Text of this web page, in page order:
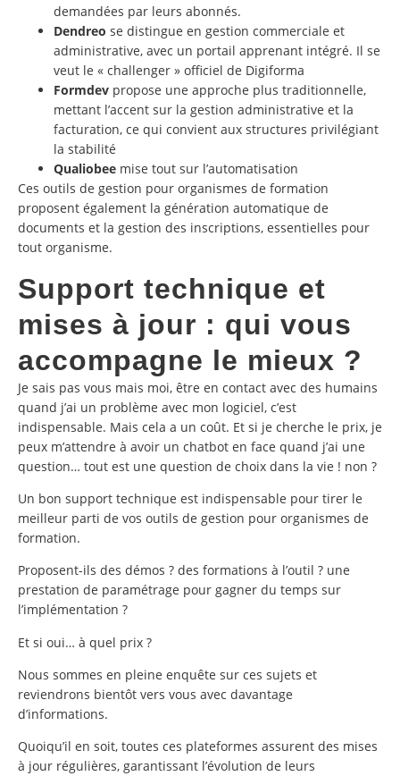
demandées par leurs abonnés.
Dendreo se distingue en gestion commerciale et
administrative, avec un portail apprenant intégré. Il se
veut le « challenger » officiel de Digiforma
Formdev propose une approche plus traditionnelle,
mettant l’accent sur la gestion administrative et la
facturation, ce qui convient aux structures privilégiant
la stabilité
Qualiobee mise tout sur l’automatisation
Ces outils de gestion pour organismes de formation
proposent également la génération automatique de
documents et la gestion des inscriptions, essentielles pour
tout organisme.
Support technique et
mises à jour : qui vous
accompagne le mieux ?
Je sais pas vous mais moi, être en contact avec des humains
quand j’ai un problème avec mon logiciel, c’est
indispensable. Mais cela a un coût. Et si je cherche le prix, je
peux m’attendre à avoir un chatbot en face quand j’ai une
question… tout est une question de choix dans la vie ! non ?
Un bon support technique est indispensable pour tirer le
meilleur parti de vos outils de gestion pour organismes de
formation.
Proposent-ils des démos ? des formations à l’outil ? une
prestation de paramétrage pour gagner du temps sur
l’implémentation ?
Et si oui… à quel prix ?
Nous sommes en pleine enquête sur ces sujets et
reviendrons bientôt vers vous avec davantage
d’informations.
Quoiqu’il en soit, toutes ces plateformes assurent des mises
à jour régulières, garantissant l’évolution de leurs